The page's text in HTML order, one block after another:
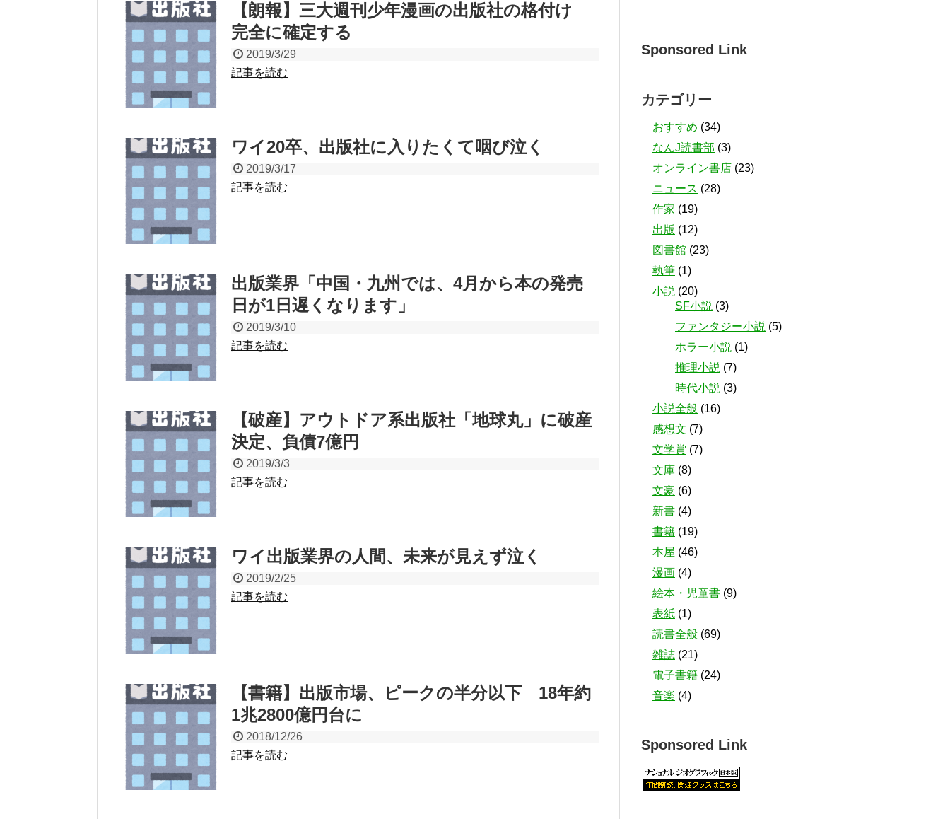
【朗報】三大週刊少年漫画の出版社の格付け
完全に確定する
2019/3/29
記事を読む
ワイ20卒、出版社に入りたくて咽び泣く
2019/3/17
記事を読む
出版業界「中国・九州では、4月から本の発売
日が1日遅くなります」
2019/3/10
記事を読む
【破産】アウトドア系出版社「地球丸」に破産
決定、負債7億円
2019/3/3
記事を読む
ワイ出版業界の人間、未来が見えず泣く
2019/2/25
記事を読む
【書籍】出版市場、ピークの半分以下 18年約
1兆2800億円台に
2018/12/26
記事を読む
Sponsored Link
カテゴリー
おすすめ (34)
なんJ読書部 (3)
オンライン書店 (23)
ニュース (28)
作家 (19)
出版 (12)
図書館 (23)
執筆 (1)
小説 (20)
SF小説 (3)
ファンタジー小説 (5)
ホラー小説 (1)
推理小説 (7)
時代小説 (3)
小説全般 (16)
感想文 (7)
文学賞 (7)
文庫 (8)
文豪 (6)
新書 (4)
書籍 (19)
本屋 (46)
漫画 (4)
絵本・児童書 (9)
表紙 (1)
読書全般 (69)
雑誌 (21)
電子書籍 (24)
音楽 (4)
Sponsored Link